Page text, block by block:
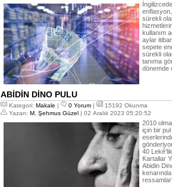
sürekli
kullanım
aylar
sepete
sürekli
tanıma
dönemde
ABİDİN DİNO PULU
Kategori: Makale | 0 Yorum |
15192 Okunma
Yazan: M. Şehmus Güzel | 02 Aralık 2023 05:20:52
2010
için bir pul
40
Kartallar
Abidin